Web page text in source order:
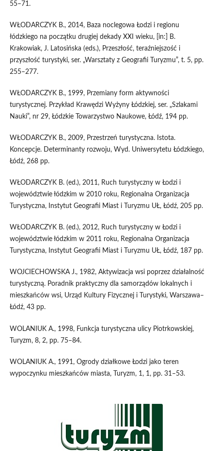
55–71.
WŁODARCZYK B., 2014, Baza noclegowa Łodzi i regionu
łódzkiego na początku drugiej dekady XXI wieku, [in:] B.
Krakowiak, J. Latosińska (eds.), Przeszłość, teraźniejszość i
przyszłość turystyki, ser. „Warsztaty z Geografii Turyzmu”, t. 5, pp.
255–277.
WŁODARCZYK B., 1999, Przemiany form aktywności
turystycznej. Przykład Krawędzi Wyżyny Łódzkiej, ser. „Szlakami
Nauki”, nr 29, Łódzkie Towarzystwo Naukowe, Łódź, 194 pp.
WŁODARCZYK B., 2009, Przestrzeń turystyczna. Istota.
Koncepcje. Determinanty rozwoju, Wyd. Uniwersytetu Łódzkiego,
Łódź, 268 pp.
WŁODARCZYK B. (ed.), 2011, Ruch turystyczny w Łodzi i
województwie łódzkim w 2010 roku, Regionalna Organizacja
Turystyczna, Instytut Geografii Miast i Turyzmu UŁ, Łódź, 205 pp.
WŁODARCZYK B. (ed.), 2012, Ruch turystyczny w Łodzi i
województwie łódzkim w 2011 roku, Regionalna Organizacja
Turystyczna, Instytut Geografii Miast i Turyzmu UŁ, Łódź, 187 pp.
WOJCIECHOWSKA J., 1982, Aktywizacja wsi poprzez działalność
turystyczną. Poradnik praktyczny dla samorządów lokalnych i
mieszkańców wsi, Urząd Kultury Fizycznej i Turystyki, Warszawa–
Łódź, 43 pp.
WOLANIUK A., 1998, Funkcja turystyczna ulicy Piotrkowskiej,
Turyzm, 8, 2, pp. 75–84.
WOLANIUK A., 1991, Ogrody działkowe Łodzi jako teren
wypoczynku mieszkańców miasta, Turyzm, 1, 1, pp. 31–53.